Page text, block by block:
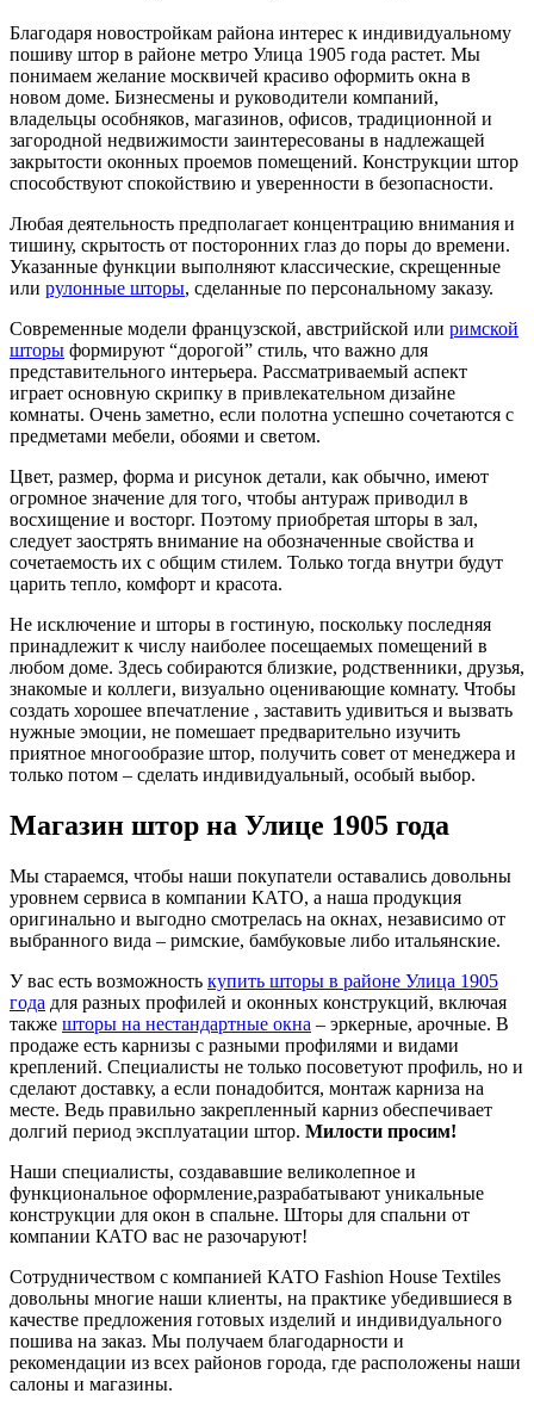
Благодаря новостройкам района интерес к индивидуальному
пошиву штор в районе метро Улица 1905 года растет. Мы
понимаем желание москвичей красиво оформить окна в
новом доме. Бизнесмены и руководители компаний,
владельцы особняков, магазинов, офисов, традиционной и
загородной недвижимости заинтересованы в надлежащей
закрытости оконных проемов помещений. Конструкции штор
способствуют спокойствию и уверенности в безопасности.
Любая деятельность предполагает концентрацию внимания и
тишину, скрытость от посторонних глаз до поры до времени.
Указанные функции выполняют классические, скрещенные
или рулонные шторы, сделанные по персональному заказу.
Современные модели французской, австрийской или римской
шторы формируют “дорогой” стиль, что важно для
представительного интерьера. Рассматриваемый аспект
играет основную скрипку в привлекательном дизайне
комнаты. Очень заметно, если полотна успешно сочетаются с
предметами мебели, обоями и светом.
Цвет, размер, форма и рисунок детали, как обычно, имеют
огромное значение для того, чтобы антураж приводил в
восхищение и восторг. Поэтому приобретая шторы в зал,
следует заострять внимание на обозначенные свойства и
сочетаемость их с общим стилем. Только тогда внутри будут
царить тепло, комфорт и красота.
Не исключение и шторы в гостиную, поскольку последняя
принадлежит к числу наиболее посещаемых помещений в
любом доме. Здесь собираются близкие, родственники, друзья,
знакомые и коллеги, визуально оценивающие комнату. Чтобы
создать хорошее впечатление , заставить удивиться и вызвать
нужные эмоции, не помешает предварительно изучить
приятное многообразие штор, получить совет от менеджера и
только потом – сделать индивидуальный, особый выбор.
Магазин штор на Улице 1905 года
Мы стараемся, чтобы наши покупатели оставались довольны
уровнем сервиса в компании КАТО, а наша продукция
оригинально и выгодно смотрелась на окнах, независимо от
выбранного вида – римские, бамбуковые либо итальянские.
У вас есть возможность купить шторы в районе Улица 1905
года для разных профилей и оконных конструкций, включая
также шторы на нестандартные окна – эркерные, арочные. В
продаже есть карнизы с разными профилями и видами
креплений. Специалисты не только посоветуют профиль, но и
сделают доставку, а если понадобится, монтаж карниза на
месте. Ведь правильно закрепленный карниз обеспечивает
долгий период эксплуатации штор. Милости просим!
Наши специалисты, создававшие великолепное и
функциональное оформление,разрабатывают уникальные
конструкции для окон в спальне. Шторы для спальни от
компании КАТО вас не разочаруют!
Сотрудничеством с компанией КАТО Fashion House Textiles
довольны многие наши клиенты, на практике убедившиеся в
качестве предложения готовых изделий и индивидуального
пошива на заказ. Мы получаем благодарности и
рекомендации из всех районов города, где расположены наши
салоны и магазины.